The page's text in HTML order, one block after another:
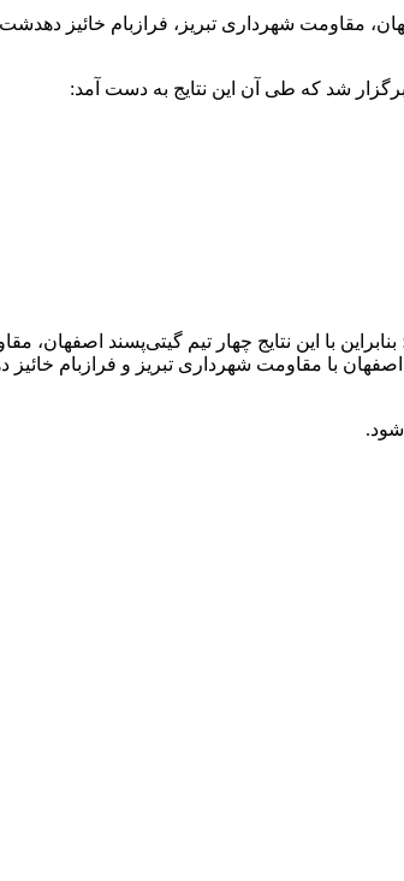
مقاومت شهرداری تبریز، فرازبام خائیز
با این نتایج چهار تیم گیتی‌پسند اصفهان،
اصفهان با مقاومت شهرداری تبریز و فرازبام